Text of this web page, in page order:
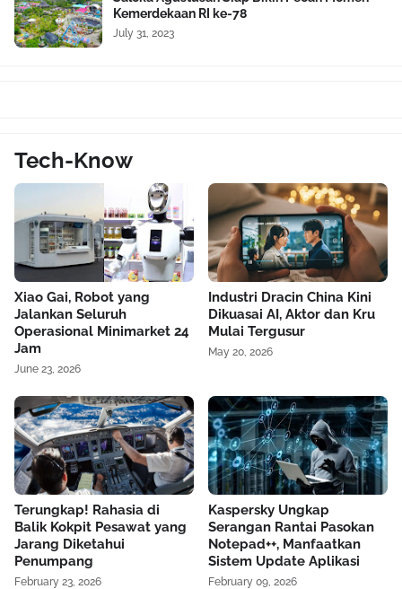
Kemerdekaan RI ke-78
July 31, 2023
Tech-Know
Xiao Gai, Robot yang
Jalankan Seluruh
Operasional Minimarket 24
Jam
June 23, 2026
Industri Dracin China Kini
Dikuasai AI, Aktor dan Kru
Mulai Tergusur
May 20, 2026
Terungkap! Rahasia di
Balik Kokpit Pesawat yang
Jarang Diketahui
Penumpang
February 23, 2026
Kaspersky Ungkap
Serangan Rantai Pasokan
Notepad++, Manfaatkan
Sistem Update Aplikasi
February 09, 2026